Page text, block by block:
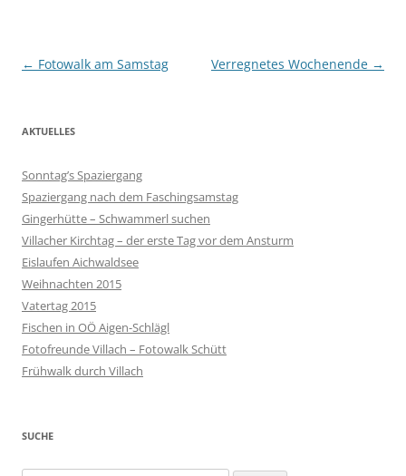
Beitragsnavigation
← Fotowalk am Samstag Verregnetes Wochenende →
AKTUELLES
Sonntag’s Spaziergang
Spaziergang nach dem Faschingsamstag
Gingerhütte – Schwammerl suchen
Villacher Kirchtag – der erste Tag vor dem Ansturm
Eislaufen Aichwaldsee
Weihnachten 2015
Vatertag 2015
Fischen in OÖ Aigen-Schlägl
Fotofreunde Villach – Fotowalk Schütt
Frühwalk durch Villach
SUCHE